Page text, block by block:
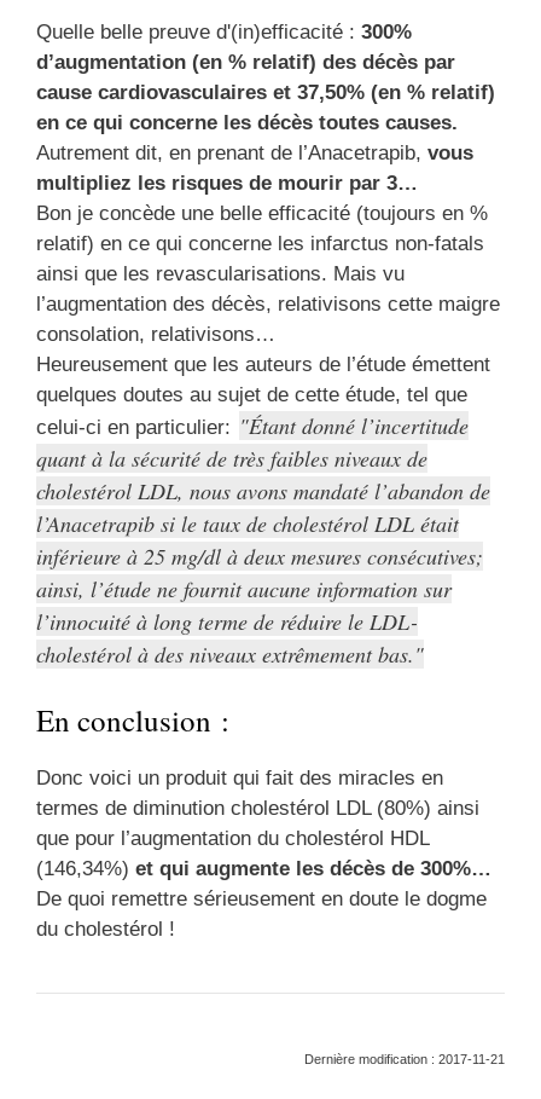
Quelle belle preuve d'(in)efficacité : 300%
d’augmentation (en % relatif) des décès par
cause cardiovasculaires et 37,50% (en % relatif)
en ce qui concerne les décès toutes causes.
Autrement dit, en prenant de l’Anacetrapib, vous
multipliez les risques de mourir par 3…
Bon je concède une belle efficacité (toujours en %
relatif) en ce qui concerne les infarctus non-fatals
ainsi que les revascularisations. Mais vu
l’augmentation des décès, relativisons cette maigre
consolation, relativisons…
Heureusement que les auteurs de l’étude émettent
quelques doutes au sujet de cette étude, tel que
celui-ci en particulier:
Étant donné l’incertitude
quant à la sécurité de très faibles niveaux de
cholestérol LDL, nous avons mandaté l’abandon de
l’Anacetrapib si le taux de cholestérol LDL était
inférieure à 25 mg/dl à deux mesures consécutives;
ainsi, l’étude ne fournit aucune information sur
l’innocuité à long terme de réduire le LDL-
cholestérol à des niveaux extrêmement bas.
En conclusion :
Donc voici un produit qui fait des miracles en
termes de diminution cholestérol LDL (80%) ainsi
que pour l’augmentation du cholestérol HDL
(146,34%) et qui augmente les décès de 300%…
De quoi remettre sérieusement en doute le dogme
du cholestérol !
Dernière modification : 2017-11-21